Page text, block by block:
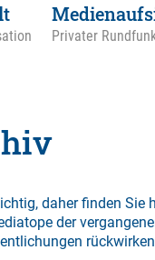
Privater
daher finden
der